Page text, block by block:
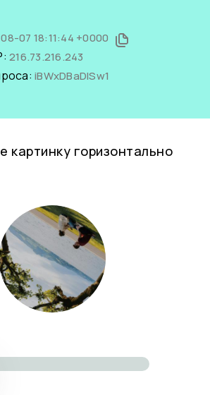
07 18:11:44 +0000
216.73.216.243
iBWxDBaDlSw1
картинку горизонтально